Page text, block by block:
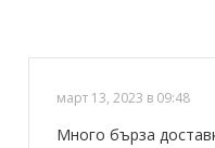
март 13, 2023 в 09:48
Много бърза